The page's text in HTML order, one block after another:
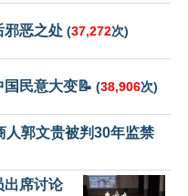
邪恶之处 (37,272次)
民意大变📝 (38,906次)
人郭文贵被判30年监禁
出席讨论